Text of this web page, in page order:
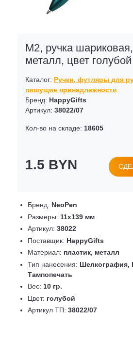
M2, ручка
металл, цвет голубой
Каталог: Ручки, футляры для
пишущие принадлежности
Бренд: HappyGifts
Артикул: 38022/07
Кол-во на складе: 18605
1.5 BYN
Бренд: NeoPen
Размеры: 11х139 мм
Артикул: 38022
Поставщик: HappyGifts
Материал: пластик, металл
Тип нанесения: Шелкография,
Тампопечать
Вес: 10 гр.
Цвет: голубой
Артикул ТП: 38022/07